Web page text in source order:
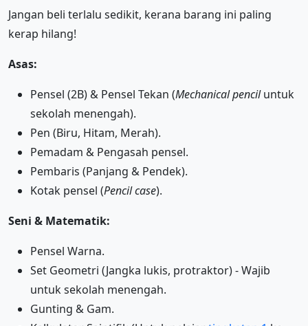
Jangan beli terlalu sedikit, kerana barang ini paling
kerap hilang!
Asas:
Pensel (2B) & Pensel Tekan (Mechanical penciluntuk
sekolah menengah).
Pen (Biru, Hitam, Merah).
Pemadam & Pengasah pensel.
Pembaris (Panjang & Pendek).
Kotak pensel (Pencil case).
Seni & Matematik:
Pensel Warna.
Set Geometri (Jangka lukis, protraktor) - Wajib
untuk sekolah menengah.
Gunting & Gam.